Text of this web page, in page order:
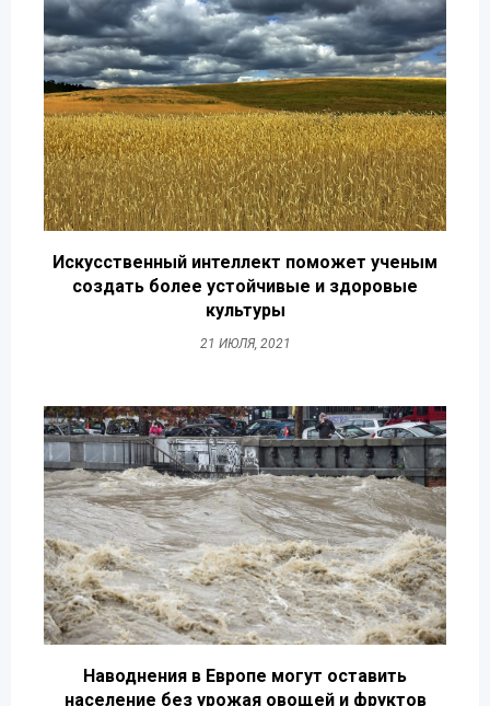
Искусственный интеллект поможет ученым
создать более устойчивые и здоровые
культуры
21 ИЮЛЯ, 2021
Наводнения в Европе могут оставить
население без урожая овощей и фруктов